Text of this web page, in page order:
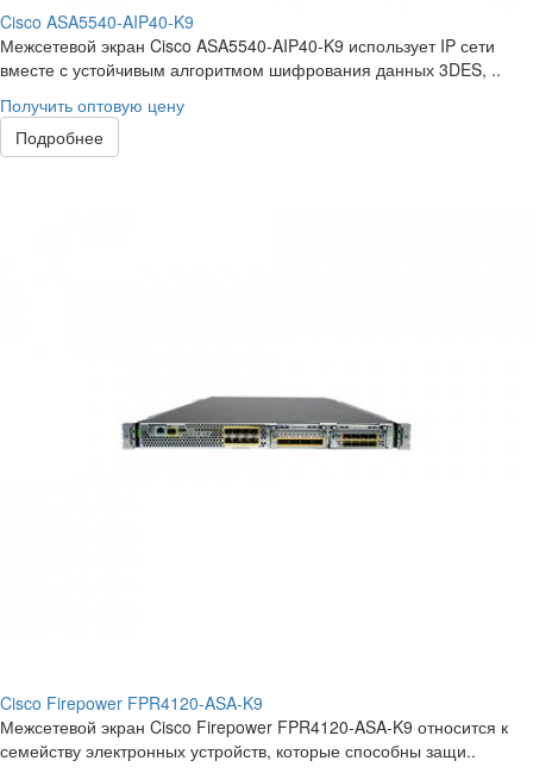
Cisco ASA5540-AIP40-K9
Межсетевой экран Cisco ASA5540-AIP40-K9 использует IP сети
вместе с устойчивым алгоритмом шифрования данных 3DES, ..
Получить оптовую цену
Подробнее
Cisco Firepower FPR4120-ASA-K9
Межсетевой экран Cisco Firepower FPR4120-ASA-K9 относится к
семейству электронных устройств, которые способны защи..